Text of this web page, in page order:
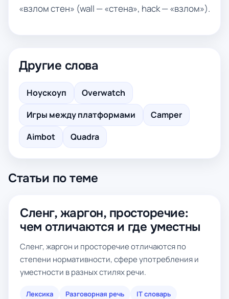
«взлом стен» (wall — «стена», hack — «взлом»).
Другие слова
Ноускоуп
Overwatch
Игры между платформами
Camper
Aimbot
Quadra
Статьи по теме
Сленг, жаргон, просторечие:
чем отличаются и где уместны
Сленг, жаргон и просторечие отличаются по
степени нормативности, сфере употребления и
уместности в разных стилях речи.
Лексика Разговорная речь
IT словарь